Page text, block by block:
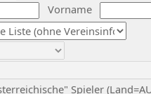
Vorname
Spieler